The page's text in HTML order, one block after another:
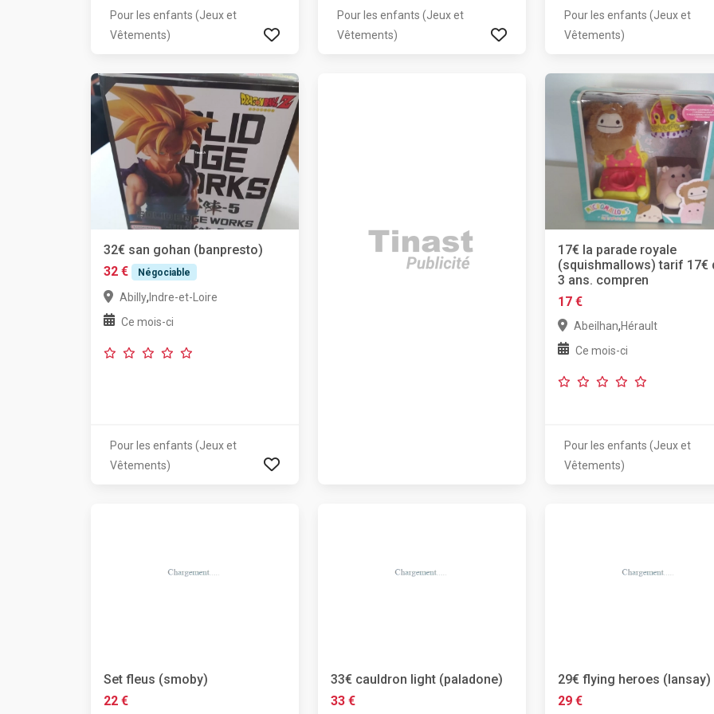
Pour les enfants (Jeux et
Vêtements)
Pour les enfants (Jeux et
Vêtements)
Pour les enfants (Jeux et
Vêtements)
32€ san gohan (banpresto)
32 €
Négociable
Abilly,Indre-et-Loire
Ce mois-ci
Pour les enfants (Jeux et
Vêtements)
17€ la parade royale
(squishmallows) tarif 17€
3 ans. compren
17 €
Abeilhan,Hérault
Ce mois-ci
Pour les enfants (Jeux et
Vêtements)
Set fleus (smoby)
22 €
33€ cauldron light (paladone)
33 €
29€ flying heroes (lansay)
29 €